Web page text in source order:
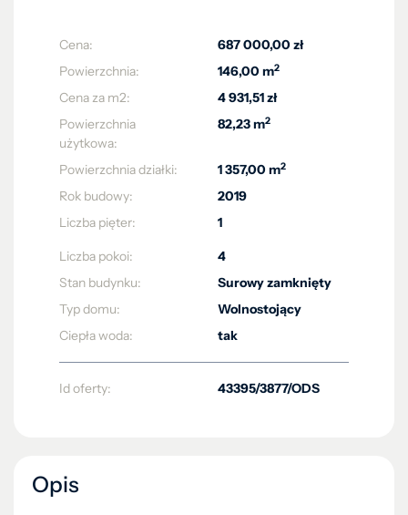
Cena:
687 000,00 zł
Powierzchnia:
146,00 m2
Cena za m2:
4 931,51 zł
Powierzchnia
użytkowa:
82,23 m2
Powierzchnia działki: 1 357,00 m2
Rok budowy:
2019
Liczba pięter:
1
Liczba pokoi:
4
Stan budynku:
Surowy zamknięty
Typ domu:
Wolnostojący
Ciepła woda:
tak
Id oferty: 43395/3877/ODS
Opis